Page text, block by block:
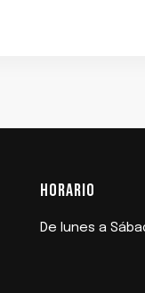
HORARIO
De lunes a